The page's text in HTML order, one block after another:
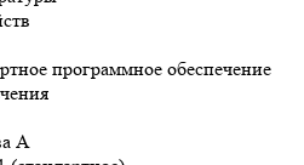
программное обеспечение
А